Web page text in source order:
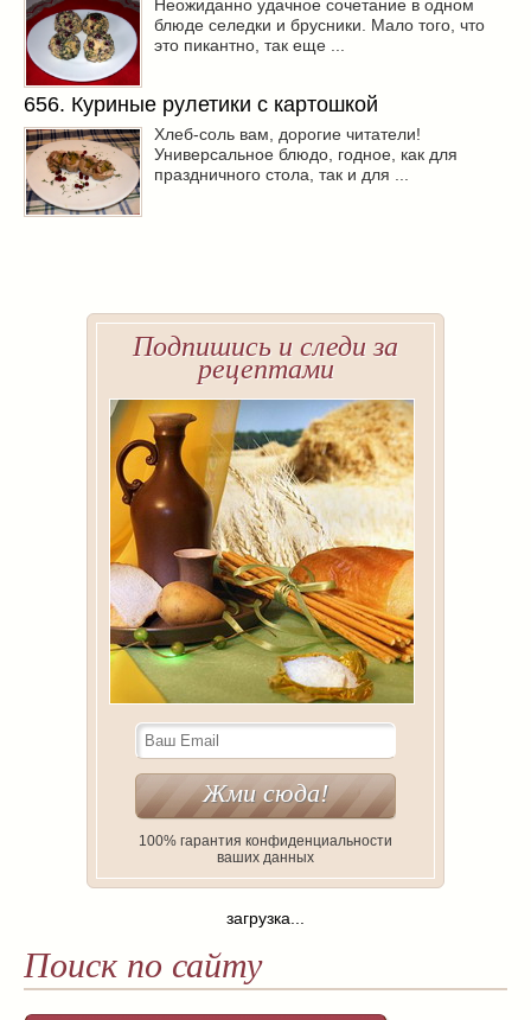
Неожиданно удачное сочетание в одном
блюде селедки и брусники. Мало того, что
это пикантно, так еще ...
656. Куриные рулетики с картошкой
Хлеб-соль вам, дорогие читатели!
Универсальное блюдо, годное, как для
праздничного стола, так и для ...
Подпишись и следи за
рецептами
100% гарантия конфиденциальности
ваших данных
загрузка...
Поиск по сайту